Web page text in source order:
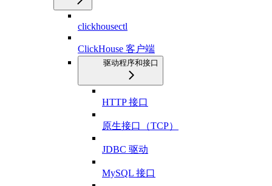
clickhousectl
ClickHouse 客户端
驱动程序和接口
HTTP 接口
原生接口（TCP）
JDBC 驱动
MySQL 接口